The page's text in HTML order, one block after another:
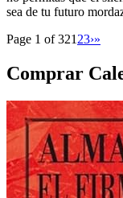
sea de tu futuro
Page 1 of 321 23›»
Comprar